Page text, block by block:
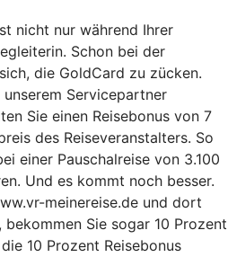
nicht nur während Ihrer
Schon bei der
die GoldCard zu zücken.
Servicepartner
Sie einen Reisebonus von 7
des Reiseveranstalters. So
einer Pauschalreise von 3.100
Und es kommt noch besser.
meinereise.de und dort
Sie sogar 10 Prozent
10 Prozent Reisebonus